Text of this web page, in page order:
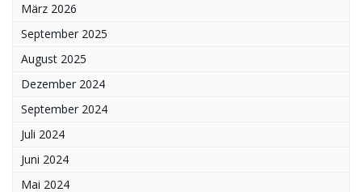
März 2026
September 2025
August 2025
Dezember 2024
September 2024
Juli 2024
Juni 2024
Mai 2024